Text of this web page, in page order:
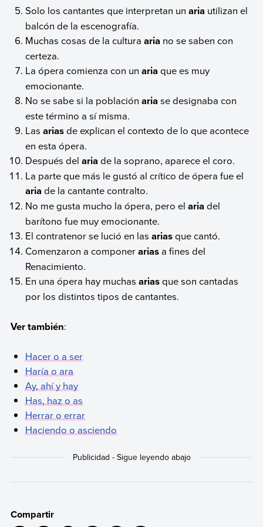
Solo los cantantes que interpretan unaria utilizan el
balcón de la escenografía.
Muchas cosas de la culturaaria no se saben con
certeza.
La ópera comienza con unaria que es muy
emocionante.
No se sabe si la poblaciónaria se designaba con
este término a sí misma.
Lasariasde explican el contexto de lo que acontece
en esta ópera.
Después delaria de la soprano, aparece el coro.
La parte que más le gustó al crítico de ópera fue el
aria de la cantante contralto.
No me gusta mucho la ópera, pero elaria del
barítono fue muy emocionante.
El contratenor se lució en lasariasque cantó.
Comenzaron a componerariasa fines del
Renacimiento.
En una ópera hay muchasariasque son cantadas
por los distintos tipos de cantantes.
Ver también:
Hacer o a ser
Haría o ara
Ay, ahí y hay
Has, haz o as
Herrar o errar
Haciendo o asciendo
Compartir